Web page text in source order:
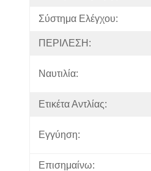
Σύστημα Ελέγχου:
ΠΕΡΙΛΕΣΗ:
Ναυτιλία:
Ετικέτα Αντλίας:
Εγγύηση:
Επισημαίνω: